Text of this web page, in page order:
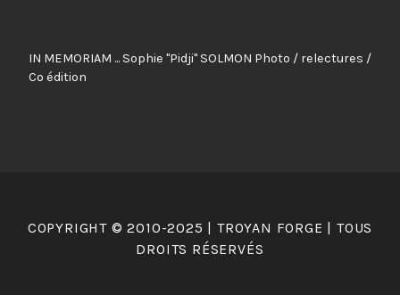
IN MEMORIAM ... Sophie "Pidji" SOLMON Photo / relectures /
Co édition